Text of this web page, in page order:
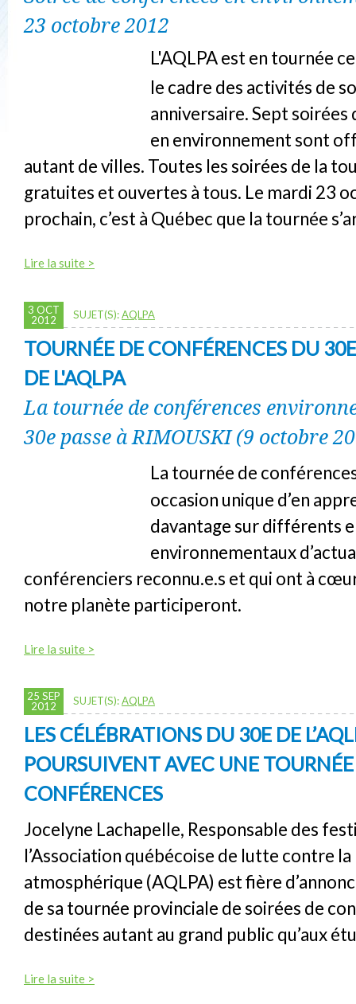
23 octobre 2012
L'AQLPA est en tournée
le cadre des activités de
anniversaire. Sept
en environnement sont
autant de villes. Toutes les soirées de la
gratuites et ouvertes à tous. Le mardi 23
prochain, c’est à Québec que la tournée
Lire la suite >
3 OCT
2012
SUJET(S):AQLPA
TOURNÉE DE CONFÉRENCES DU
DE L'AQLPA
La tournée de conférences
30e passe à RIMOUSKI (9 octobre
La tournée de
occasion unique d’en
davantage sur différents
environnementaux
conférenciers reconnu.e.s et qui ont à
notre planète participeront.
Lire la suite >
25 SEP
2012
SUJET(S):AQLPA
LES CÉLÉBRATIONS DU 30E DE
POURSUIVENT AVEC UNE
CONFÉRENCES
Jocelyne Lachapelle, Responsable des
l’Association québécoise de lutte contre
atmosphérique (AQLPA) est fière
de sa tournée provinciale de soirées de
destinées autant au grand public qu’aux
Lire la suite >